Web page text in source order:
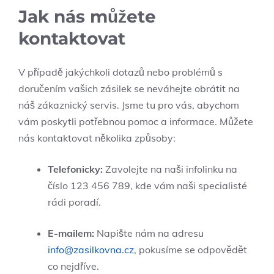
Jak nás můžete
kontaktovat
V případě jakýchkoli dotazů nebo problémů s
doručením vašich zásilek se neváhejte obrátit na
náš zákaznický servis. Jsme tu pro vás, abychom
vám poskytli potřebnou pomoc a informace. Můžete
nás kontaktovat několika způsoby:
Telefonicky: Zavolejte na naši infolinku na
číslo 123 456 789, kde vám naši specialisté
rádi poradí.
E-mailem: Napište nám na adresu
info@zasilkovna.cz, pokusíme se odpovědět
co nejdříve.